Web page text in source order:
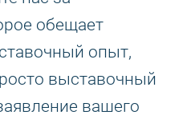
обещает
опыт,
выставочный
вашего